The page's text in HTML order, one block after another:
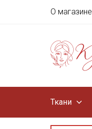
О магазине
Ткани